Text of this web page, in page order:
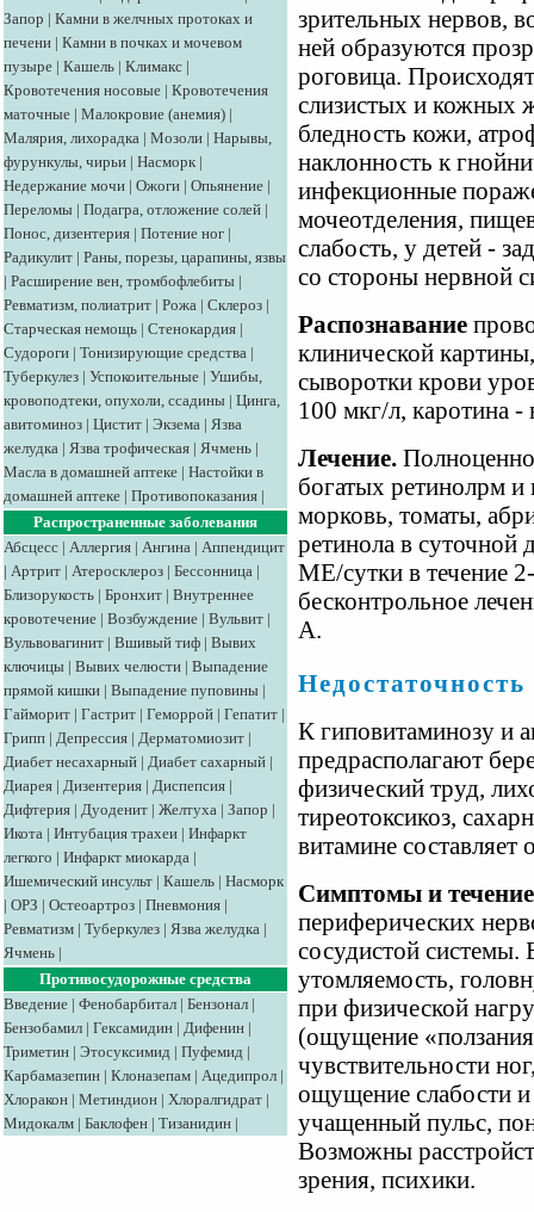
Запор | Камни в желчных протоках и
печени | Камни в почках и мочевом
пузыре | Кашель | Климакс |
Кровотечения носовые | Кровотечения
маточные | Малокровие (анемия) |
Малярия, лихорадка | Мозоли | Нарывы,
фурункулы, чирьи | Насморк |
Недержание мочи | Ожоги | Опьянение |
Переломы | Подагра, отложение солей |
Понос, дизентерия | Потение ног |
Радикулит | Раны, порезы, царапины, язвы
| Расширение вен, тромбофлебиты |
Ревматизм, полиатрит | Рожа | Склероз |
Старческая немощь | Стенокардия |
Судороги | Тонизирующие средства |
Туберкулез | Успокоительные | Ушибы,
кровоподтеки, опухоли, ссадины | Цинга,
авитоминоз | Цистит | Экзема | Язва
желудка | Язва трофическая | Ячмень |
Масла в домашней аптеке | Настойки в
домашней аптеке | Противопоказания |
Распространенные заболевания
Абсцесс | Аллергия | Ангина | Аппендицит
| Артрит | Атеросклероз | Бессонница |
Близорукость | Бронхит | Внутреннее
кровотечение | Возбуждение | Вульвит |
Вульвовагинит | Вшивый тиф | Вывих
ключицы | Вывих челюсти | Выпадение
прямой кишки | Выпадение пуповины |
Гайморит | Гастрит | Геморрой | Гепатит |
Грипп | Депрессия | Дерматомиозит |
Диабет несахарный | Диабет сахарный |
Диарея | Дизентерия | Диспепсия |
Дифтерия | Дуоденит | Желтуха | Запор |
Икота | Интубация трахеи | Инфаркт
легкого | Инфаркт миокарда |
Ишемический инсульт | Кашель | Насморк
| ОРЗ | Остеоартроз | Пневмония |
Ревматизм | Туберкулез | Язва желудка |
Ячмень |
Противосудорожные средства
Введение | Фенобарбитал | Бензонал |
Бензобамил | Гексамидин | Дифенин |
Триметин | Этосуксимид | Пуфемид |
Карбамазепин | Клоназепам | Ацедипрол |
Хлоракон | Метиндион | Хлоралгидрат |
Мидокалм | Баклофен | Тизанидин |
зрительных нервов,
ней образуются
роговица.
слизистых и кожных
бледность кожи,
наклонность к
инфекционные
мочеотделения,
слабость, у детей -
со стороны нервной
Распознавание
клинической
сыворотки крови
100 мкг/л, каротина
Лечение.
богатых ретинолрм
морковь, томаты,
ретинола в суточной
МЕ/сутки в течение
бесконтрольное
А.
К гиповитаминозу и
предрасполагают
физический труд,
тиреотоксикоз,
витамине составляет
Симптомы и
периферических
сосудистой
утомляемость,
при физической
(ощущение
чувствительности
ощущение слабости и
учащенный пульс,
Возможны
зрения, психики.